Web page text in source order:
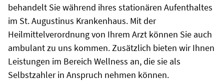
behandelt Sie während ihres stationären Aufenthaltes
im St. Augustinus Krankenhaus. Mit der
Heilmittelverordnung von Ihrem Arzt können Sie auch
ambulant zu uns kommen. Zusätzlich bieten wir Ihnen
Leistungen im Bereich Wellness an, die sie als
Selbstzahler in Anspruch nehmen können.